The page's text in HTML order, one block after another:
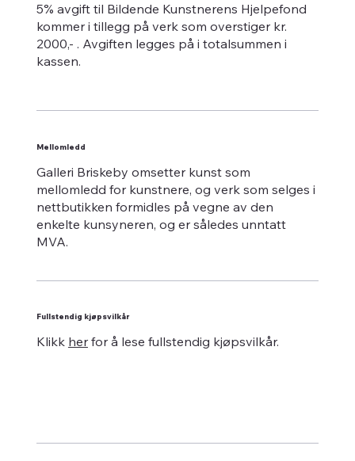
5% avgift til Bildende Kunstnerens Hjelpefond
kommer i tillegg på verk som overstiger kr.
2000,- . Avgiften legges på i totalsummen i
kassen.
Mellomledd
Galleri Briskeby omsetter kunst som
mellomledd for kunstnere, og verk som selges i
nettbutikken formidles på vegne av den
enkelte kunsyneren, og er således unntatt
MVA.
Fullstendig kjøpsvilkår
Klikk herfor å lese fullstendig kjøpsvilkår.